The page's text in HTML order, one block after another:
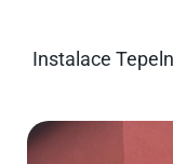
Instalace